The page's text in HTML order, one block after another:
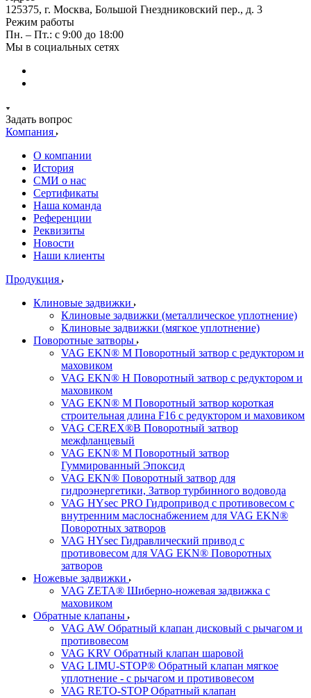
125375, г. Москва, Большой Гнездниковский пер., д. 3
Режим работы
Пн. – Пт.: с 9:00 до 18:00
Мы в социальных сетях
Задать вопрос
Компания
О компании
История
СМИ о нас
Cертификаты
Наша команда
Референции
Реквизиты
Новости
Наши клиенты
Продукция
Клиновые задвижки
Клиновые задвижки (металлическое уплотнение)
Клиновые задвижки (мягкое уплотнение)
Поворотные затворы
VAG EKN® M Поворотный затвор с редуктором и
маховиком
VAG EKN® H Поворотный затвор с редуктором и
маховиком
VAG EKN® M Поворотный затвор короткая
строительная длина F16 с редуктором и маховиком
VAG CEREX®B Поворотный затвор
межфланцевый
VAG EKN® M Поворотный затвор
Гуммированный Эпоксид
VAG EKN® Поворотный затвор для
гидроэнергетики, Затвор турбинного водовода
VAG HYsec PRO Гидропривод с противовесом с
внутренним маслоснабжением для VAG EKN®
Поворотных затворов
VAG HYsec Гидравлический привод с
противовесом для VAG EKN® Поворотных
затворов
Ножевые задвижки
VAG ZETA® Шиберно-ножевая задвижка с
маховиком
Обратные клапаны
VAG AW Обратный клапан дисковый с рычагом и
противовесом
VAG KRV Обратный клапан шаровой
VAG LIMU-STOP® Обратный клапан мягкое
уплотнение - с рычагом и противовесом
VAG RETO-STOP Обратный клапан